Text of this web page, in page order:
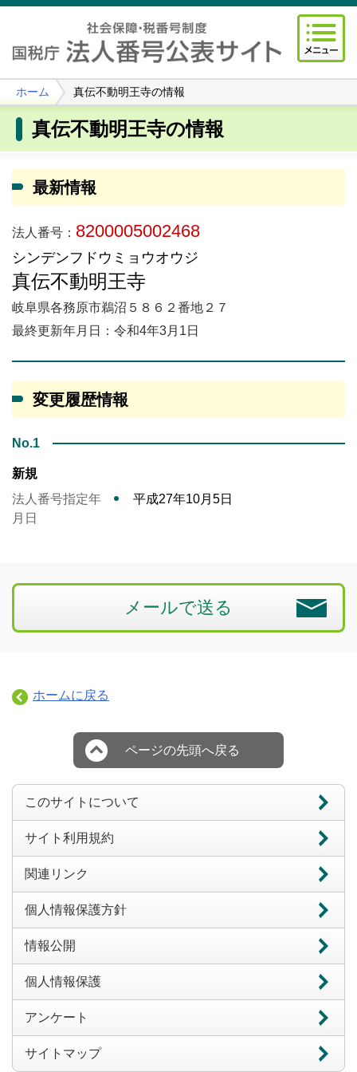
ホーム 真伝不動明王寺の情報
真伝不動明王寺の情報
最新情報
法人番号： 8200005002468
シンデンフドウミョウオウジ
真伝不動明王寺
岐阜県各務原市鵜沼５８６２番地２７
最終更新年月日：令和4年3月1日
変更履歴情報
No.1
新規
法人番号指定年
月日
平成27年10月5日
メールで送る
ホームに戻る
ページの先頭へ戻る
このサイトについて
サイト利用規約
関連リンク
個人情報保護方針
情報公開
個人情報保護
アンケート
サイトマップ